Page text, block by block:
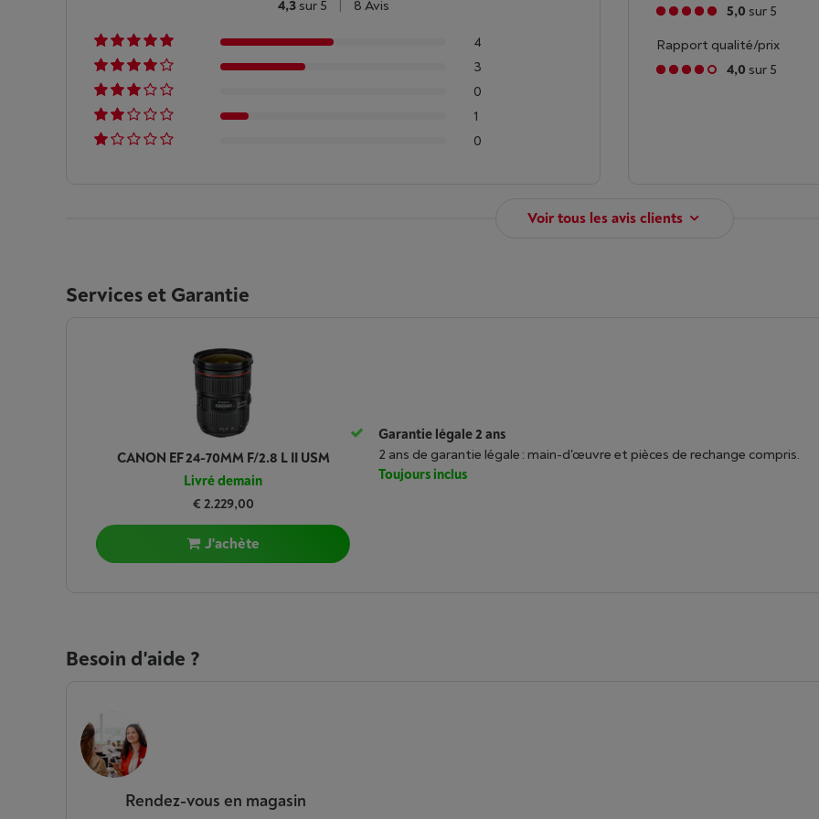
4,3sur 5 | 8 Avis
4
3
0
1
0
5,0 sur 5
Rapport qualité/prix
4,0 sur 5
Voir tous les avis clients
Services et Garantie
CANON EF 24-70MM F/2.8 L II USM
Livré demain
€ 2.229,00
J'achète
Garantie légale 2 ans
2 ans de garantie légale : main-d'œuvre et pièces de rechange compris.
Toujours inclus
Besoin d'aide ?
Rendez-vous en magasin